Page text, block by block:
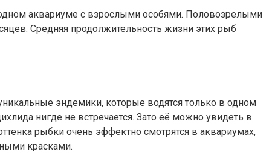
аквариуме с взрослыми особями. Половозрелыми
Средняя продолжительность жизни этих рыб
эндемики, которые водятся только в одном
нигде не встречается. Зато её можно увидеть в
рыбки очень эффектно смотрятся в аквариумах,
красками.